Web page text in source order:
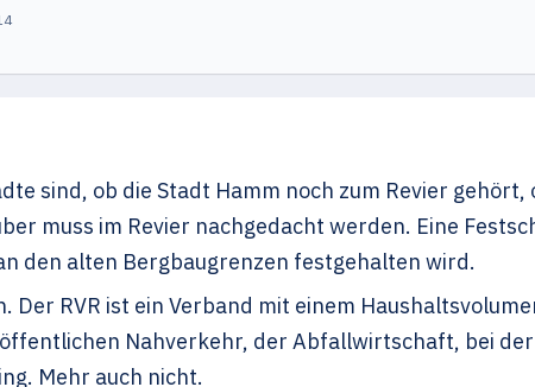
sind, ob die Stadt Hamm noch zum Revier
muss im Revier nachgedacht werden. Eine
den alten Bergbaugrenzen festgehalten wird.
RVR ist ein Verband mit einem
Nahverkehr, der Abfallwirtschaft, bei
Mehr auch nicht.